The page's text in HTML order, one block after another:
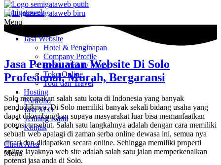
semigataweb
Menu
Jasa Website
Hotel & Penginapan
Company Profile
Rental Mobil / Motor
Toko Online
Tour dan Travel
Hosting
Portfolio
Jasa SEO
Tentang Kami
Kontak
Client Area
Menu
Jasa Pembuatan Website Di Solo
Profesional, Murah, Bergaransi
Solo merupakan salah satu kota di Indonesia yang banyak
penduduknya. Di Solo memiliki banyak sekali bidang usaha yang
dapat dikembangkan supaya masyarakat luar bisa memanfaatkan
potensi tersebut. Salah satu langkahnya adalah dengan cara memiliki
sebuah web apalagi di zaman serba online dewasa ini, semua nya
dicari dan didapatkan secara online. Sehingga memiliki properti
online layaknya web site adalah salah satu jalan memperkenalkan
potensi jasa anda di Solo.